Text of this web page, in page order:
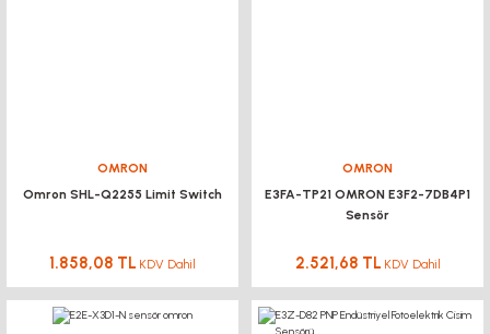
OMRON
Omron SHL-Q2255 Limit Switch
1.858,08 TL KDV Dahil
OMRON
E3FA-TP21 OMRON E3F2-7DB4P1
Sensör
2.521,68 TL KDV Dahil